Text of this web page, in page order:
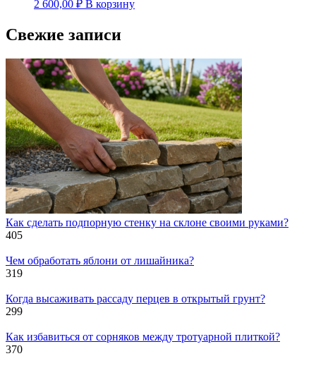
2 600,00 ₽ В корзину
Свежие записи
Как сделать подпорную стенку на склоне своими руками?
405
Чем обработать яблони от лишайника?
319
Когда высаживать рассаду перцев в открытый грунт?
299
Как избавиться от сорняков между тротуарной плиткой?
370